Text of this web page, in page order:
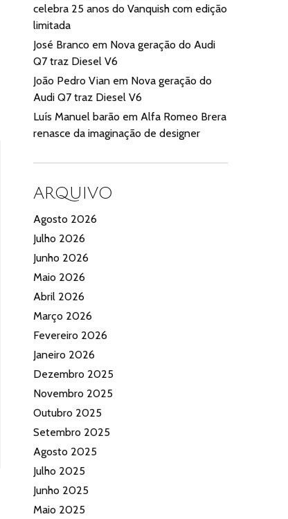
celebra 25 anos do Vanquish com edição
limitada
José Branco em Nova geração do Audi
Q7 traz Diesel V6
João Pedro Vian em Nova geração do
Audi Q7 traz Diesel V6
Luís Manuel barão emAlfa Romeo Brera
renasce da imaginação de designer
ARQUIVO
Agosto 2026
Julho 2026
Junho 2026
Maio 2026
Abril 2026
Março 2026
Fevereiro 2026
Janeiro 2026
Dezembro 2025
Novembro 2025
Outubro 2025
Setembro 2025
Agosto 2025
Julho 2025
Junho 2025
Maio 2025